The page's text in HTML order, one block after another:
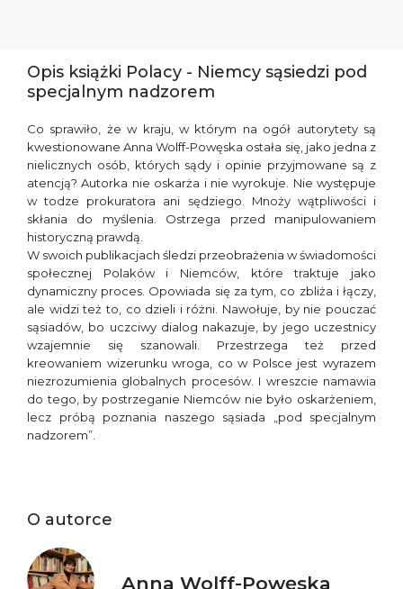
Opis książki Polacy - Niemcy sąsiedzi pod
specjalnym nadzorem
Co sprawiło, że w kraju, w którym na ogół autorytety są
kwestionowane Anna Wolff-Powęska ostała się, jako jedna z
nielicznych osób, których sądy i opinie przyjmowane są z
atencją? Autorka nie oskarża i nie wyrokuje. Nie występuje
w todze prokuratora ani sędziego. Mnoży wątpliwości i
skłania do myślenia. Ostrzega przed manipulowaniem
historyczną prawdą.
W swoich publikacjach śledzi przeobrażenia w świadomości
społecznej Polaków i Niemców, które traktuje jako
dynamiczny proces. Opowiada się za tym, co zbliża i łączy,
ale widzi też to, co dzieli i różni. Nawołuje, by nie pouczać
sąsiadów, bo uczciwy dialog nakazuje, by jego uczestnicy
wzajemnie się szanowali. Przestrzega też przed
kreowaniem wizerunku wroga, co w Polsce jest wyrazem
niezrozumienia globalnych procesów. I wreszcie namawia
do tego, by postrzeganie Niemców nie było oskarżeniem,
lecz próbą poznania naszego sąsiada „pod specjalnym
nadzorem”.
O autorce
Anna Wolff-Powęska